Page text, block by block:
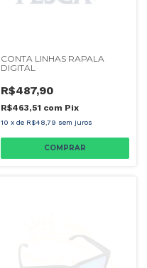
CONTA LINHAS RAPALA
DIGITAL
R$487,90
R$463,51 com Pix
10 x de R$48,79 sem juros